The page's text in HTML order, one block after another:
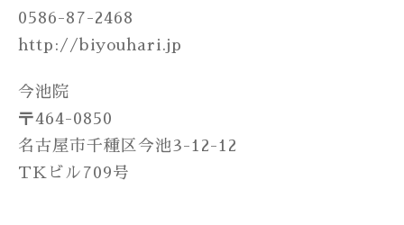
0586-87-2468
http://biyouhari.jp
今池院
〒464-0850
名古屋市千種区今池3-12-12
TKビル709号